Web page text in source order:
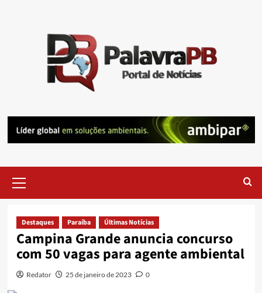
Menu
Destaques Paraíba Últimas Notícias
Campina Grande anuncia concurso
com 50 vagas para agente ambiental
Redator 25 de janeiro de 2023 0